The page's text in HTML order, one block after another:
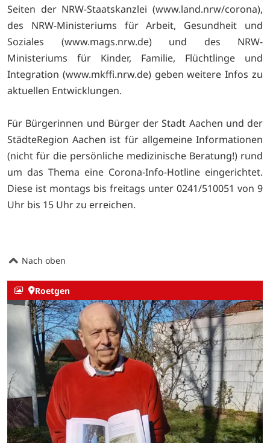
Seiten der NRW-Staatskanzlei (www.land.nrw/corona),
des NRW-Ministeriums für Arbeit, Gesundheit und
Soziales (www.mags.nrw.de) und des NRW-
Ministeriums für Kinder, Familie, Flüchtlinge und
Integration (www.mkffi.nrw.de) geben weitere Infos zu
aktuellen Entwicklungen.
Für Bürgerinnen und Bürger der Stadt Aachen und der
StädteRegion Aachen ist für allgemeine Informationen
(nicht für die persönliche medizinische Beratung!) rund
um das Thema eine Corona-Info-Hotline eingerichtet.
Diese ist montags bis freitags unter 0241/510051 von 9
Uhr bis 15 Uhr zu erreichen.
Nach oben
Roetgen